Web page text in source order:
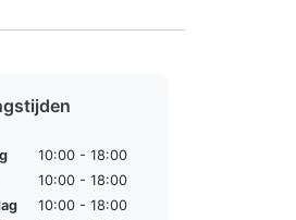
10:00 - 18:00
10:00 - 18:00
10:00 - 18:00